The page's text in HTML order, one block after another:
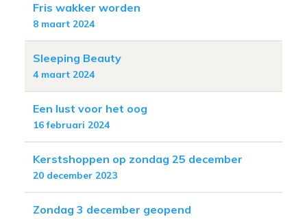
Fris wakker worden
8 maart 2024
Sleeping Beauty
4 maart 2024
Een lust voor het oog
16 februari 2024
Kerstshoppen op zondag 25 december
20 december 2023
Zondag 3 december geopend